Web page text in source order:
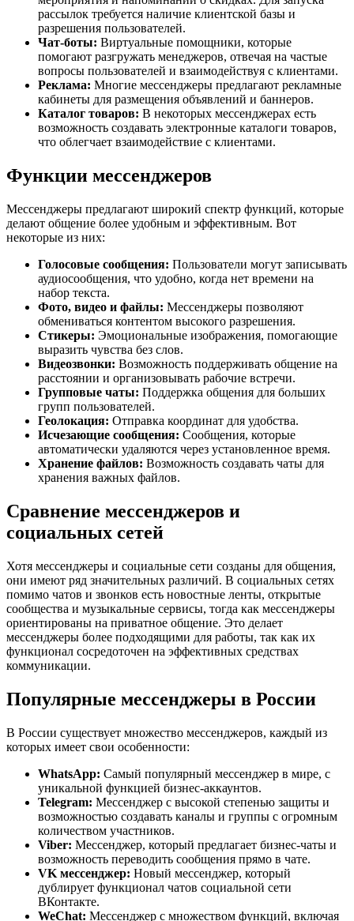
рассылок требуется наличие клиентской базы и
разрешения пользователей.
Чат-боты: Виртуальные помощники, которые
помогают разгружать менеджеров, отвечая на частые
вопросы пользователей и взаимодействуя с клиентами.
Реклама: Многие мессенджеры предлагают рекламные
кабинеты для размещения объявлений и баннеров.
Каталог товаров: В некоторых мессенджерах есть
возможность создавать электронные каталоги товаров,
что облегчает взаимодействие с клиентами.
Функции мессенджеров
Мессенджеры предлагают широкий спектр функций, которые
делают общение более удобным и эффективным. Вот
некоторые из них:
Голосовые сообщения: Пользователи могут записывать
аудиосообщения, что удобно, когда нет времени на
набор текста.
Фото, видео и файлы: Мессенджеры позволяют
обмениваться контентом высокого разрешения.
Стикеры: Эмоциональные изображения, помогающие
выразить чувства без слов.
Видеозвонки: Возможность поддерживать общение на
расстоянии и организовывать рабочие встречи.
Групповые чаты: Поддержка общения для больших
групп пользователей.
Геолокация: Отправка координат для удобства.
Исчезающие сообщения: Сообщения, которые
автоматически удаляются через установленное время.
Хранение файлов: Возможность создавать чаты для
хранения важных файлов.
Сравнение мессенджеров и
социальных сетей
Хотя мессенджеры и социальные сети созданы для общения,
они имеют ряд значительных различий. В социальных сетях
помимо чатов и звонков есть новостные ленты, открытые
сообщества и музыкальные сервисы, тогда как мессенджеры
ориентированы на приватное общение. Это делает
мессенджеры более подходящими для работы, так как их
функционал сосредоточен на эффективных средствах
коммуникации.
Популярные мессенджеры в России
В России существует множество мессенджеров, каждый из
которых имеет свои особенности:
WhatsApp: Самый популярный мессенджер в мире, с
уникальной функцией бизнес-аккаунтов.
Telegram: Мессенджер с высокой степенью защиты и
возможностью создавать каналы и группы с огромным
количеством участников.
Viber: Мессенджер, который предлагает бизнес-чаты и
возможность переводить сообщения прямо в чате.
VK мессенджер: Новый мессенджер, который
дублирует функционал чатов социальной сети
ВКонтакте.
WeChat: Мессенджер с множеством функций, включая